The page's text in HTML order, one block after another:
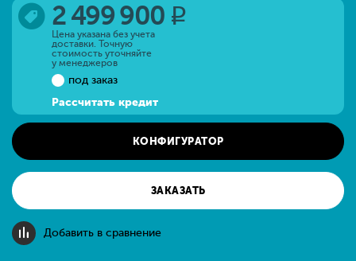
2 499 900 q
Цена указана без учета
доставки. Точную
стоимость уточняйте
у менеджеров
под заказ
Рассчитать кредит
КОНФИГУРАТОР
ЗАКАЗАТЬ
Добавить в сравнение